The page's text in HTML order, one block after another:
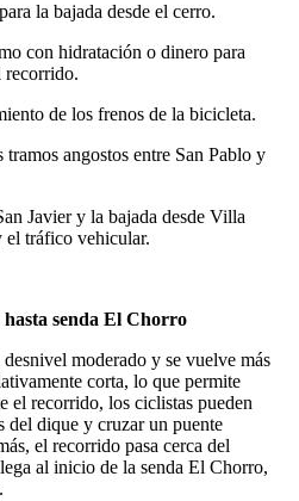
la bajada desde el cerro.
con hidratación o dinero para
recorrido.
de los frenos de la bicicleta.
angostos entre San Pablo y
Javier y la bajada desde Villa
el tráfico vehicular.
hasta senda El Chorro
moderado y se vuelve más
corta, lo que permite
el recorrido, los ciclistas pueden
del dique y cruzar un puente
el recorrido pasa cerca del
al inicio de la senda El Chorro,